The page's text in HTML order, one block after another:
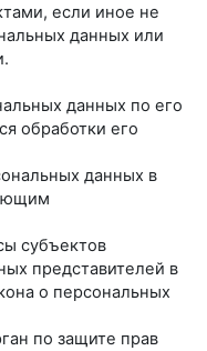
если иное не
данных или
данных по его
обработки его
данных в
субъектов
представителей в
о персональных
по защите прав